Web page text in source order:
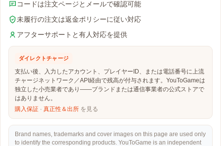
コードは注文ページとメールで確認可能
未履行の注文は返金ポリシーに従い対応
アフターサポートと有人対応を提供
ダイレクトチャージ
支払い後、入力したアカウント、プレイヤーID、または電話番号に上流
チャージネットワーク／API経由で残高が付与されます。YouToGameは
独立した小売業者であり——ブランドまたは通信事業者の公式ストアで
はありません。
購入保証 · 真正性＆出所 を見る
Brand names, trademarks and cover images on this page are used only
to identify the corresponding products. YouToGame is an independent